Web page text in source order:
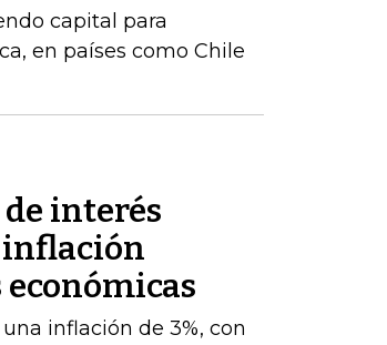
capital para
en países como Chile
interés
inflación
inflación de 3%, con